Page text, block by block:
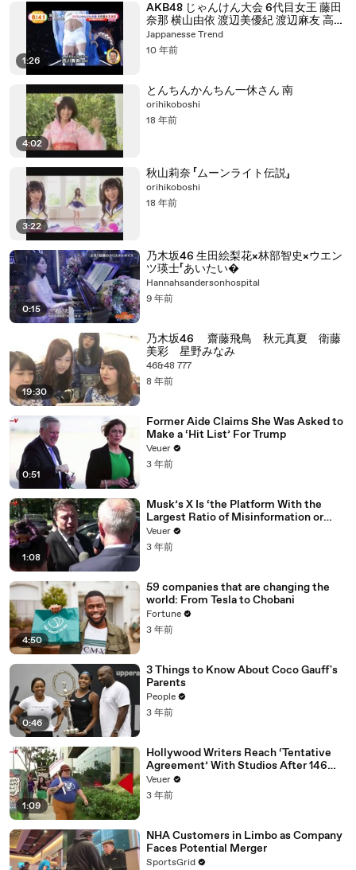
1:26
AKB48 じゃんけん大会 6代目女王 藤田
奈那 横山由依 渡辺美優紀 渡辺麻友 高橋
みなみ 西川貴教 小嶋陽菜 中西智代梨
20150917
Jappanesse Trend
10 年前
4:02
とんちんかんちん一休さん 南
orihikoboshi
18 年前
3:22
秋山莉奈 「ムーンライト伝説」
orihikoboshi
18 年前
0:15
乃木坂46 生田絵梨花×林部智史×ウエン
ツ瑛士「あいたい�
Hannahsandersonhospital
9 年前
19:30
乃木坂46 齋藤飛鳥 秋元真夏 衛藤
美彩 星野みなみ
46&48 777
8 年前
0:51
Former Aide Claims She Was Asked to
Make a ‘Hit List’ For Trump
Veuer
3 年前
1:08
Musk’s X Is ‘the Platform With the
Largest Ratio of Misinformation or
Disinformation’ Amongst All Social
Media Platforms
Veuer
3 年前
4:50
59 companies that are changing the
world: From Tesla to Chobani
Fortune
3 年前
0:46
3 Things to Know About Coco Gauff's
Parents
People
3 年前
1:09
Hollywood Writers Reach ‘Tentative
Agreement’ With Studios After 146
Day Strike
Veuer
3 年前
NHA Customers in Limbo as Company
Faces Potential Merger
SportsGrid